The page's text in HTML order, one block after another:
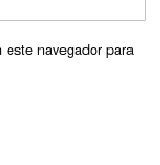
este navegador para